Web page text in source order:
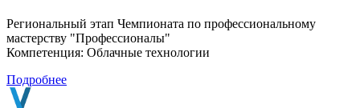
Региональный этап Чемпионата по профессиональному
мастерству "Профессионалы"
Компетенция: Облачные технологии
Подробнее